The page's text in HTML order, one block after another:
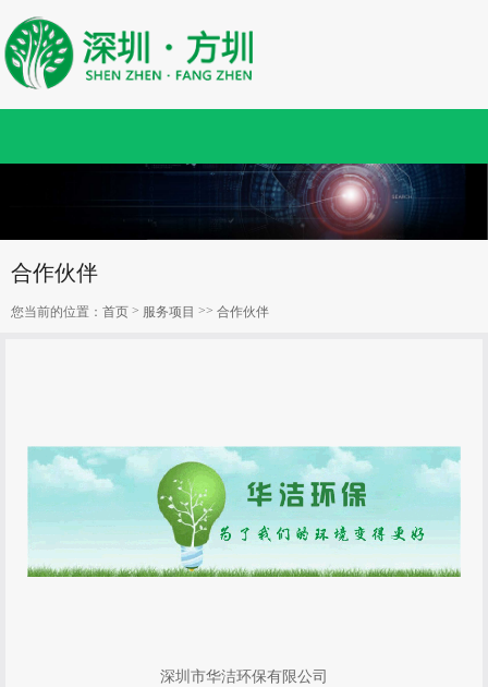
合作伙伴
您当前的位置： 首页 > 服务项目 >> 合作伙伴
深圳市华洁环保有限公司